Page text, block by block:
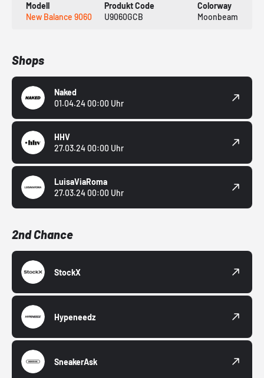
Modell
New Balance 9060
Produkt Code
U9060GCB
Colorway
Moonbeam
Shops
Naked
01.04.24 00:00 Uhr
HHV
27.03.24 00:00 Uhr
LuisaViaRoma
27.03.24 00:00 Uhr
2nd Chance
StockX
Hypeneedz
SneakerAsk